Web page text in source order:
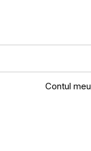
Contul meu